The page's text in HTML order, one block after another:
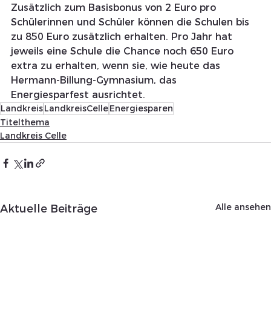
Zusätzlich zum Basisbonus von 2 Euro pro
Schülerinnen und Schüler können die Schulen bis
zu 850 Euro zusätzlich erhalten. Pro Jahr hat
jeweils eine Schule die Chance noch 650 Euro
extra zu erhalten, wenn sie, wie heute das
Hermann-Billung-Gymnasium, das
Energiesparfest ausrichtet.
LandkreisLandkreisCelleEnergiesparen
Titelthema
Landkreis Celle
Aktuelle Beiträge Alle ansehen